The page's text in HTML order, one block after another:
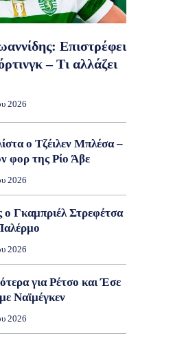
Επιστρέφει
– Τι αλλάζει
2026
ο Τζέιλεν Μπλέσα –
φορ της Ρίο Άβε
2026
ο Γκαμπριέλ Στρεφέτσα
2026
για Ρέτσο και Έσε
Ναϊμέγκεν
2026